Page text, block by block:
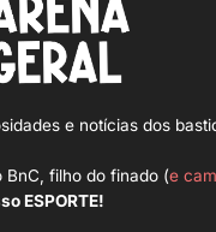
e notícias dos
BnC, filho do finado (e
ESPORTE!